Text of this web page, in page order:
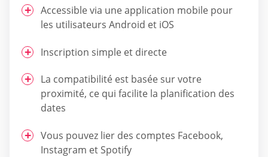
Accessible via une application mobile pour
les utilisateurs Android et iOS
Inscription simple et directe
La compatibilité est basée sur votre
proximité, ce qui facilite la planification des
dates
Vous pouvez lier des comptes Facebook,
Instagram et Spotify